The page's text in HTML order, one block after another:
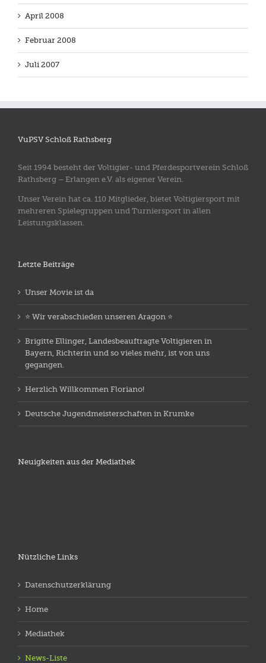
April 2008
Februar 2008
Juli 2007
VuPSV Schloß Rathsberg
Seit 1994 besteht der Voltigier- und Pferdesportverein Schloß
Rathsberg – Erlangen e.V. als eigener Verein.
Unser Verein hat ca. 110 Mitglieder, bietet Voltigiersport mit
mehreren Spielegruppen und Turniersport in allen
Leistungsklassen.
Letzte Beiträge
Unser Movie ist da
⭐️ Wir verabschieden unseren Aragon ⭐️
Brigitte Ellinger, Landesbeauftragte Voltigieren in
Bayern, Richterin und so vieles mehr, ist von uns
gegangen.
Herzlich Willkommen Floriano!
Deutsche Jugendmeisterschaften in Krumke
Neuigkeiten aus der Mediathek
Nützliche Links
Datenschutzerklärung
Home
Mediathek
News-Liste